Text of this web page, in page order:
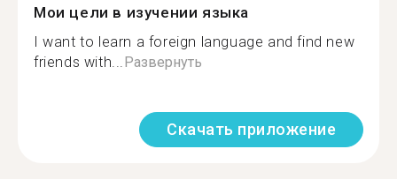
Мои цели в изучении языка
I want to learn a foreign language and find new
friends with...Развернуть
Скачать приложение